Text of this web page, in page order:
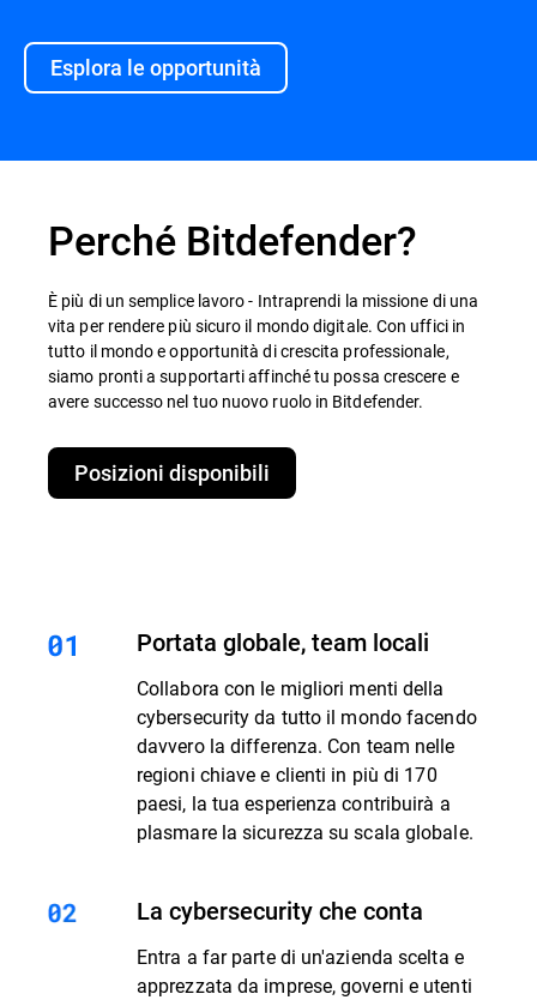
Esplora le opportunità
Perché Bitdefender?
È più di un semplice lavoro - Intraprendi la missione di una
vita per rendere più sicuro il mondo digitale. Con uffici in
tutto il mondo e opportunità di crescita professionale,
siamo pronti a supportarti affinché tu possa crescere e
avere successo nel tuo nuovo ruolo in Bitdefender.
Posizioni disponibili
Portata globale, team locali
Collabora con le migliori menti della
cybersecurity da tutto il mondo facendo
davvero la differenza. Con team nelle
regioni chiave e clienti in più di 170
paesi, la tua esperienza contribuirà a
plasmare la sicurezza su scala globale.
La cybersecurity che conta
Entra a far parte di un'azienda scelta e
apprezzata da imprese, governi e utenti